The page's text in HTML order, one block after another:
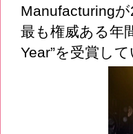
Manufacturing
最も権威ある年
Year”を受賞して